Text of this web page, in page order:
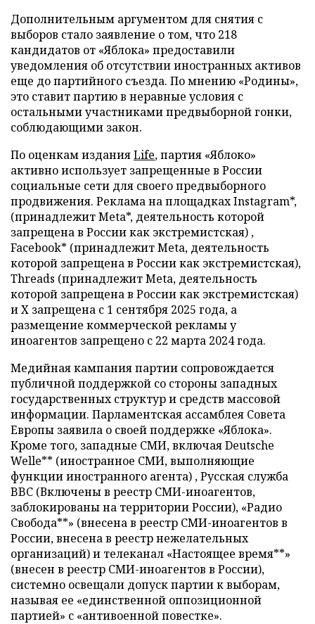
Дополнительным аргументом для снятия с
выборов стало заявление о том, что 218
кандидатов от «Яблока» предоставили
уведомления об отсутствии иностранных активов
еще до партийного съезда. По мнению «Родины»,
это ставит партию в неравные условия с
остальными участниками предвыборной гонки,
соблюдающими закон.
По оценкам изданияLife, партия «Яблоко»
активно использует запрещенные в России
социальные сети для своего предвыборного
продвижения. Реклама на площадках Instagram*,
(принадлежит Meta*, деятельность которой
запрещена в России как экстремистская) ,
Facebook* (принадлежит Meta, деятельность
которой запрещена в России как экстремистская),
Threads (принадлежит Meta, деятельность
которой запрещена в России как экстремистская)
и X запрещена с 1 сентября 2025 года, а
размещение коммерческой рекламы у
иноагентов запрещено с 22 марта 2024 года.
Медийная кампания партии сопровождается
публичной поддержкой со стороны западных
государственных структур и средств массовой
информации. Парламентская ассамблея Совета
Европы заявила о своей поддержке «Яблока».
Кроме того, западные СМИ, включая Deutsche
Welle** (иностранное СМИ, выполняющие
функции иностранного агента) , Русская служба
BBC (Включены в реестр СМИ-иноагентов,
заблокированы на территории России), «Радио
Свобода**» (внесена в реестр СМИ-иноагентов в
России, внесена в реестр нежелательных
организаций) и телеканал «Настоящее время**»
(внесен в реестр СМИ-иноагентов в России),
системно освещали допуск партии к выборам,
называя ее «единственной оппозиционной
партией» с «антивоенной повестке».